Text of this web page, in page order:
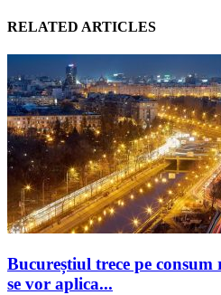
RELATED ARTICLES
Bucureștiul trece pe consum
se vor aplica...